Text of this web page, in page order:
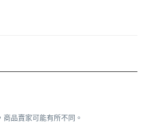
品賣家可能有所不同。